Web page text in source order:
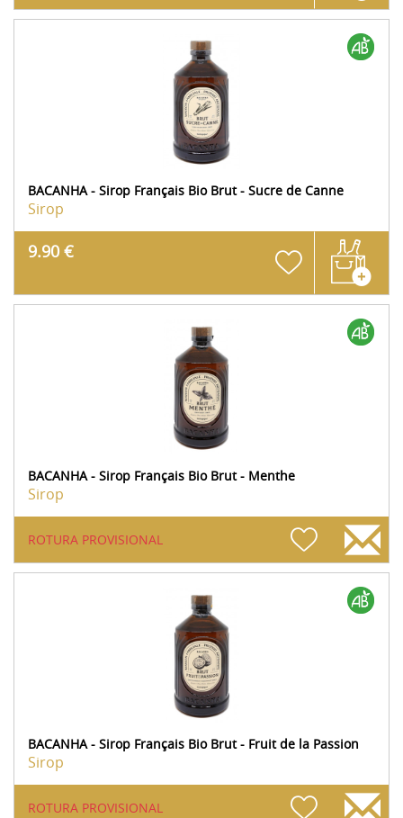
BACANHA - Sirop Français Bio Brut - Sucre de Canne
Sirop
9.90 €
BACANHA - Sirop Français Bio Brut - Menthe
Sirop
ROTURA PROVISIONAL
BACANHA - Sirop Français Bio Brut - Fruit de la Passion
Sirop
ROTURA PROVISIONAL